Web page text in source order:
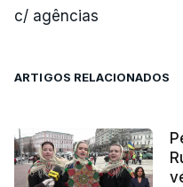
c/ agências
ARTIGOS RELACIONADOS